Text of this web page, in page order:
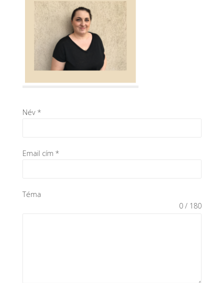
Név *
Email cím *
Téma
0 / 180